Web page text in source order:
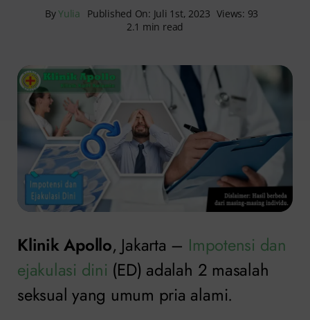
ByYulia Published On: Juli 1st, 2023 Views: 93
2.1 min read
Klinik Apollo, Jakarta – Impotensi dan
ejakulasi dini (ED) adalah 2 masalah
seksual yang umum pria alami.